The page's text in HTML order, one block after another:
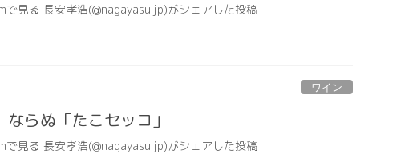
見る 長安孝浩(@nagayasu.jp)がシェアした投稿
ワイン
ならぬ「たこセッコ」
見る 長安孝浩(@nagayasu.jp)がシェアした投稿